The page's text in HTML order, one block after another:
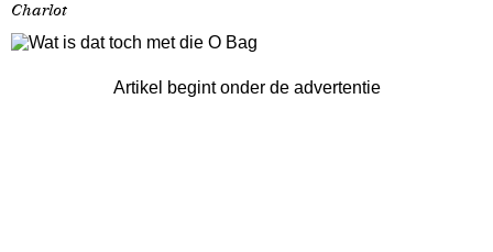
Charlot
Artikel begint onder de advertentie